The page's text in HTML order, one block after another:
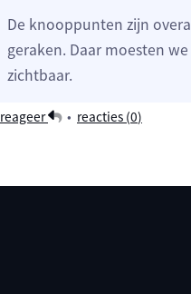
De knooppunten zijn
geraken. Daar moesten
zichtbaar.
reageer • reacties (0)